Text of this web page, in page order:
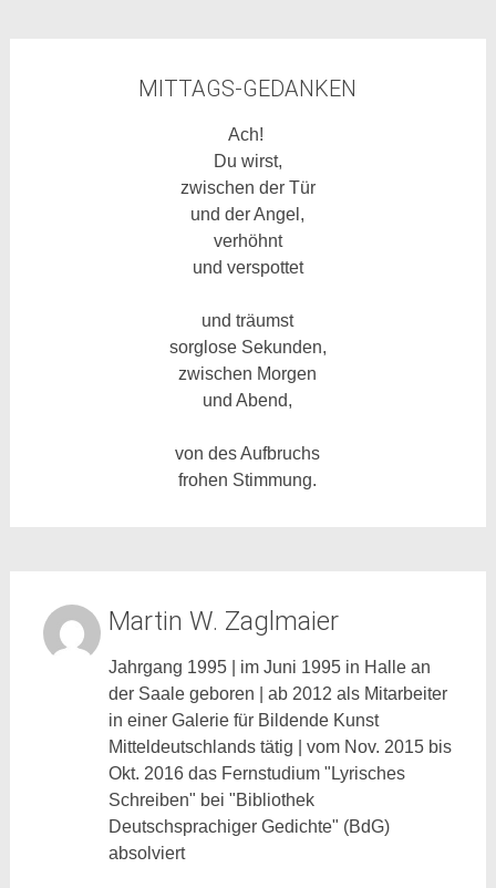
MITTAGS-GEDANKEN
Ach!
Du wirst,
zwischen der Tür
und der Angel,
verhöhnt
und verspottet
und träumst
sorglose Sekunden,
zwischen Morgen
und Abend,
von des Aufbruchs
frohen Stimmung.
Martin W. Zaglmaier
Jahrgang 1995 | im Juni 1995 in Halle an
der Saale geboren | ab 2012 als Mitarbeiter
in einer Galerie für Bildende Kunst
Mitteldeutschlands tätig | vom Nov. 2015 bis
Okt. 2016 das Fernstudium "Lyrisches
Schreiben" bei "Bibliothek
Deutschsprachiger Gedichte" (BdG)
absolviert